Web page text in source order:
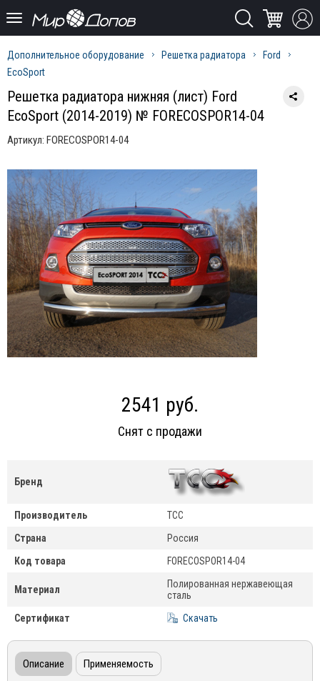
Дополнительное оборудование Решетка радиатора
Ford
EcoSport
Решетка радиатора нижняя (лист) Ford
EcoSport (2014-2019) № FORECOSPOR14-04
Артикул: FORECOSPOR14-04
2541 руб.
Снят с продажи
Бренд
Производитель
ТСС
Страна
Россия
Код товара
FORECOSPOR14-04
Материал
Полированная нержавеющая
сталь
Сертификат
Скачать
Описание Применяемость